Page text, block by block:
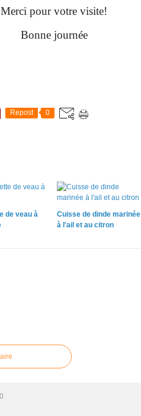
Merci pour votre visite!
Bonne journée
Repost 0
de veau à
Cuisse de dinde marinée
à l'ail et au citron